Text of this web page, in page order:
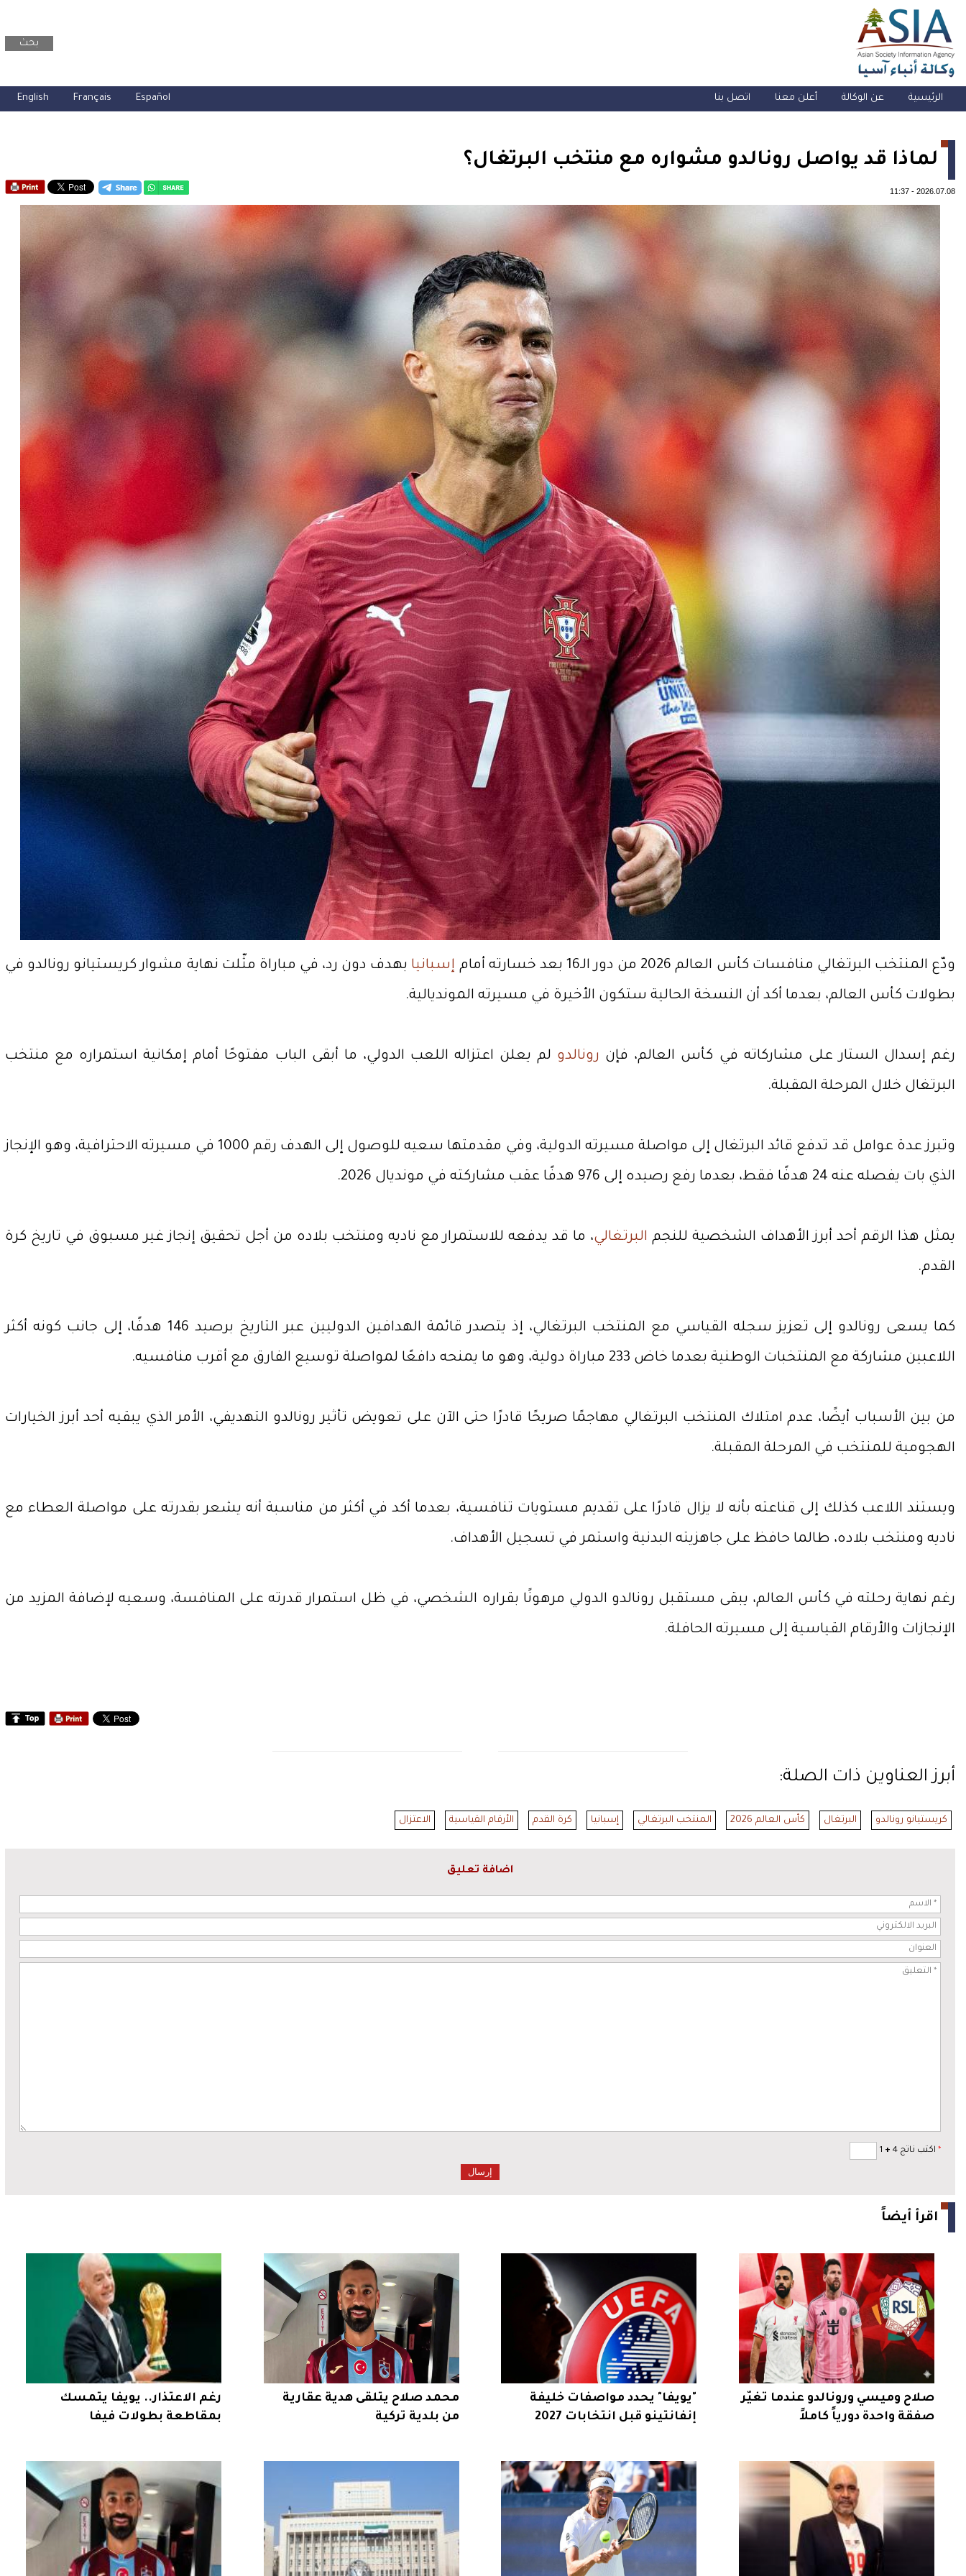
بحث
الرئيسية عن الوكالة أعلن معنا اتصل بنا English Français Español
لماذا قد يواصل رونالدو مشواره مع منتخب البرتغال؟
2026.07.08
-
11:37
ودّع المنتخب البرتغالي منافسات كأس العالم 2026 من دور الـ16 بعد خسارته أمام إسبانيا بهدف دون رد، في مباراة مثّلت نهاية مشوار كريستيانو رونالدو في
بطولات كأس العالم، بعدما أكد أن النسخة الحالية ستكون الأخيرة في مسيرته المونديالية.
رغم إسدال الستار على مشاركاته في كأس العالم، فإن رونالدو لم يعلن اعتزاله اللعب الدولي، ما أبقى الباب مفتوحًا أمام إمكانية استمراره مع منتخب
البرتغال خلال المرحلة المقبلة.
وتبرز عدة عوامل قد تدفع قائد البرتغال إلى مواصلة مسيرته الدولية، وفي مقدمتها سعيه للوصول إلى الهدف رقم 1000 في مسيرته الاحترافية، وهو الإنجاز
الذي بات يفصله عنه 24 هدفًا فقط، بعدما رفع رصيده إلى 976 هدفًا عقب مشاركته في مونديال 2026.
يمثل هذا الرقم أحد أبرز الأهداف الشخصية للنجم البرتغالي، ما قد يدفعه للاستمرار مع ناديه ومنتخب بلاده من أجل تحقيق إنجاز غير مسبوق في تاريخ كرة
القدم.
كما يسعى رونالدو إلى تعزيز سجله القياسي مع المنتخب البرتغالي، إذ يتصدر قائمة الهدافين الدوليين عبر التاريخ برصيد 146 هدفًا، إلى جانب كونه أكثر
اللاعبين مشاركة مع المنتخبات الوطنية بعدما خاض 233 مباراة دولية، وهو ما يمنحه دافعًا لمواصلة توسيع الفارق مع أقرب منافسيه.
من بين الأسباب أيضًا، عدم امتلاك المنتخب البرتغالي مهاجمًا صريحًا قادرًا حتى الآن على تعويض تأثير رونالدو التهديفي، الأمر الذي يبقيه أحد أبرز الخيارات
الهجومية للمنتخب في المرحلة المقبلة.
ويستند اللاعب كذلك إلى قناعته بأنه لا يزال قادرًا على تقديم مستويات تنافسية، بعدما أكد في أكثر من مناسبة أنه يشعر بقدرته على مواصلة العطاء مع
ناديه ومنتخب بلاده، طالما حافظ على جاهزيته البدنية واستمر في تسجيل الأهداف.
رغم نهاية رحلته في كأس العالم، يبقى مستقبل رونالدو الدولي مرهونًا بقراره الشخصي، في ظل استمرار قدرته على المنافسة، وسعيه لإضافة المزيد من
الإنجازات والأرقام القياسية إلى مسيرته الحافلة.
أبرز العناوين ذات الصلة:
كريستيانو رونالدو البرتغال كأس العالم 2026 المنتخب البرتغالي إسبانيا كرة القدم الأرقام القياسية الاعتزال
اضافة تعليق
* اكتب ناتج 4 +
اقرأ أيضاً
صلاح وميسي ورونالدو عندما تغيّر
صفقة واحدة دورياً كاملاً
"يويفا" يحدد مواصفات خليفة
إنفانتينو قبل انتخابات 2027
محمد صلاح يتلقى هدية عقارية
من بلدية تركية
رغم الاعتذار.. يويفا يتمسك
بمقاطعة بطولات فيفا